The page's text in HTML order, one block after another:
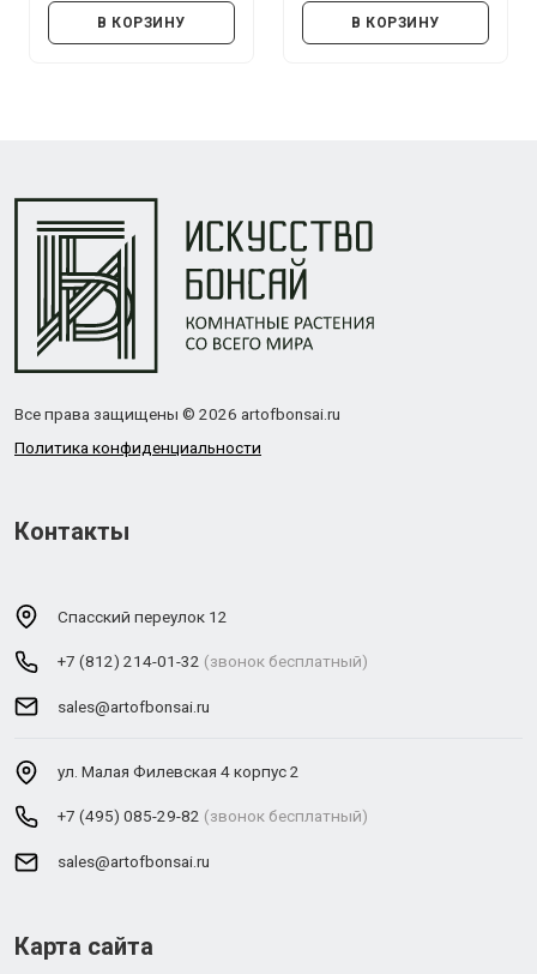
В КОРЗИНУ В КОРЗИНУ
Все права защищены © 2026 artofbonsai.ru
Политика конфиденциальности
Контакты
Спасский переулок 12
+7 (812) 214-01-32 (звонок бесплатный)
sales@artofbonsai.ru
ул. Малая Филевская 4 корпус 2
+7 (495) 085-29-82 (звонок бесплатный)
sales@artofbonsai.ru
Карта сайта